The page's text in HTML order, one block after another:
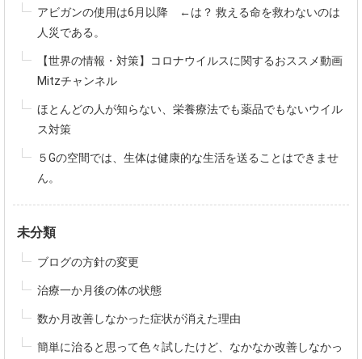
アビガンの使用は6月以降 ←は？ 救える命を救わないのは
人災である。
【世界の情報・対策】コロナウイルスに関するおススメ動画
Mitzチャンネル
ほとんどの人が知らない、栄養療法でも薬品でもないウイル
ス対策
５Gの空間では、生体は健康的な生活を送ることはできませ
ん。
未分類
ブログの方針の変更
治療一か月後の体の状態
数か月改善しなかった症状が消えた理由
簡単に治ると思って色々試したけど、なかなか改善しなかっ